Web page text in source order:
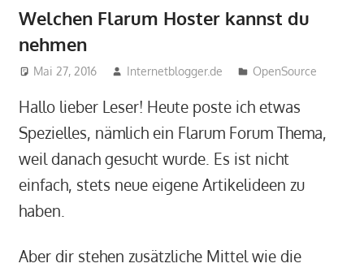
Welchen Flarum Hoster kannst du
nehmen
Mai 27, 2016 Internetblogger.de OpenSource
Hallo lieber Leser! Heute poste ich etwas
Spezielles, nämlich ein Flarum Forum Thema,
weil danach gesucht wurde. Es ist nicht
einfach, stets neue eigene Artikelideen zu
haben.
Aber dir stehen zusätzliche Mittel wie die